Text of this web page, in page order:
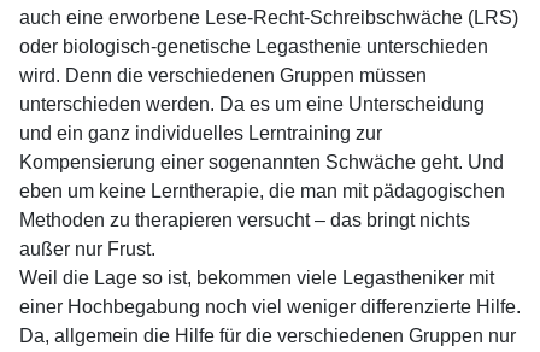
auch eine erworbene Lese-Recht-Schreibschwäche (LRS)
oder biologisch-genetische Legasthenie unterschieden
wird. Denn die verschiedenen Gruppen müssen
unterschieden werden. Da es um eine Unterscheidung
und ein ganz individuelles Lerntraining zur
Kompensierung einer sogenannten Schwäche geht. Und
eben um keine Lerntherapie, die man mit pädagogischen
Methoden zu therapieren versucht – das bringt nichts
außer nur Frust.
Weil die Lage so ist, bekommen viele Legastheniker mit
einer Hochbegabung noch viel weniger differenzierte Hilfe.
Da, allgemein die Hilfe für die verschiedenen Gruppen nur